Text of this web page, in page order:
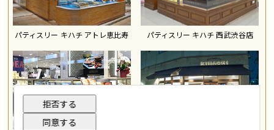
パティスリー キハチ アトレ恵比寿 パティスリー キハチ 西武渋谷店
同意する
拒否する